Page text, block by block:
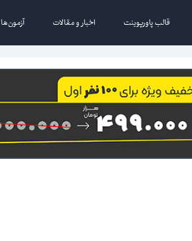
قالب پاورپوینت اخبار و مقالات آزمون‌ها